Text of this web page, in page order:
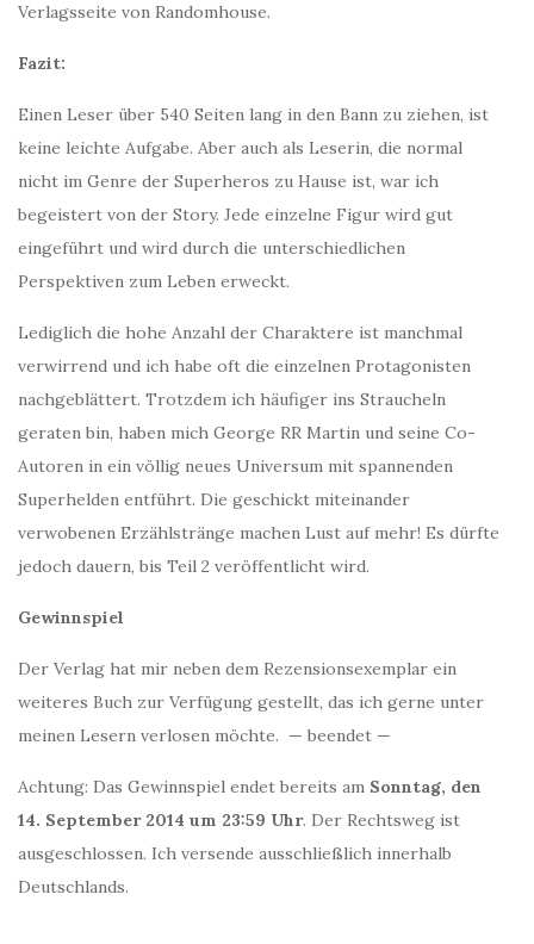
Verlagsseite von Randomhouse.
Fazit:
Einen Leser über 540 Seiten lang in den Bann zu ziehen, ist
keine leichte Aufgabe. Aber auch als Leserin, die normal
nicht im Genre der Superheros zu Hause ist, war ich
begeistert von der Story. Jede einzelne Figur wird gut
eingeführt und wird durch die unterschiedlichen
Perspektiven zum Leben erweckt.
Lediglich die hohe Anzahl der Charaktere ist manchmal
verwirrend und ich habe oft die einzelnen Protagonisten
nachgeblättert. Trotzdem ich häufiger ins Straucheln
geraten bin, haben mich George RR Martin und seine Co-
Autoren in ein völlig neues Universum mit spannenden
Superhelden entführt. Die geschickt miteinander
verwobenen Erzählstränge machen Lust auf mehr! Es dürfte
jedoch dauern, bis Teil 2 veröffentlicht wird.
Gewinnspiel
Der Verlag hat mir neben dem Rezensionsexemplar ein
weiteres Buch zur Verfügung gestellt, das ich gerne unter
meinen Lesern verlosen möchte. — beendet —
Achtung: Das Gewinnspiel endet bereits am Sonntag, den
14. September 2014 um 23:59 Uhr. Der Rechtsweg ist
ausgeschlossen. Ich versende ausschließlich innerhalb
Deutschlands.